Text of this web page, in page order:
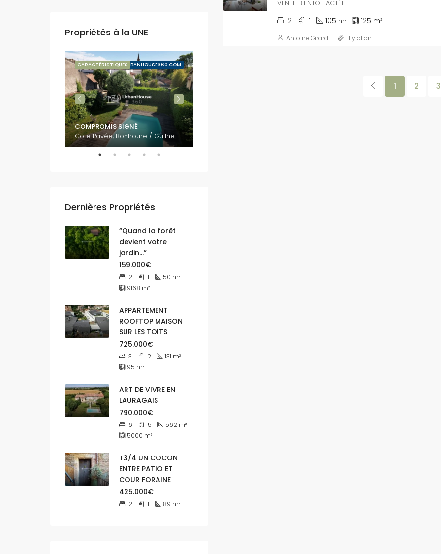
VENTE BIENTÔT ACTÉE
2 1 105 m² 125 m²
Antoine Girard il y a1 an
1 2 3
Propriétés à la UNE
BY URBANHOUSE360.COM
CARACTÉRISTIQUES
COMPROMIS SIGNÉ
Côte Pavée, Bonhoure / Guilheméry / Château de l'Hers / Limayrac / Côte Pavée, Toulouse, Haute-Garonne, Occitanie, France métropolitaine, 31400, France
Dernières Propriétés
“Quand la forêt
devient votre
jardin…”
159.000€
2 1 50 m²
9168 m²
APPARTEMENT
ROOFTOP MAISON
SUR LES TOITS
725.000€
3 2 131 m²
95 m²
ART DE VIVRE EN
LAURAGAIS
790.000€
6 5 562 m²
5000 m²
T3/4 UN COCON
ENTRE PATIO ET
COUR FORAINE
425.000€
2 1 89 m²